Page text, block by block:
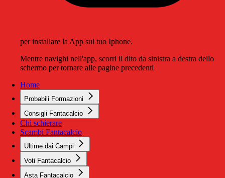
per installare la App sul tuo Iphone.
Mentre navighi nell'app, scorri il dito da sinistra a destra dello
schermo per tornare alle pagine precedenti
Home
Probabili Formazioni
Consigli Fantacalcio
Chi schierare
Scambi Fantacalcio
Ultime dai Campi
Voti Fantacalcio
Asta Fantacalcio